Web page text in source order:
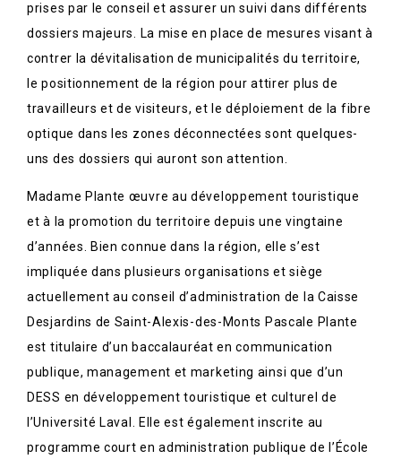
prises par le conseil et assurer un suivi dans différents
dossiers majeurs. La mise en place de mesures visant à
contrer la dévitalisation de municipalités du territoire,
le positionnement de la région pour attirer plus de
travailleurs et de visiteurs, et le déploiement de la fibre
optique dans les zones déconnectées sont quelques-
uns des dossiers qui auront son attention.
Madame Plante œuvre au développement touristique
et à la promotion du territoire depuis une vingtaine
d’années. Bien connue dans la région, elle s’est
impliquée dans plusieurs organisations et siège
actuellement au conseil d’administration de la Caisse
Desjardins de Saint-Alexis-des-Monts Pascale Plante
est titulaire d’un baccalauréat en communication
publique, management et marketing ainsi que d’un
DESS en développement touristique et culturel de
l’Université Laval. Elle est également inscrite au
programme court en administration publique de l’École